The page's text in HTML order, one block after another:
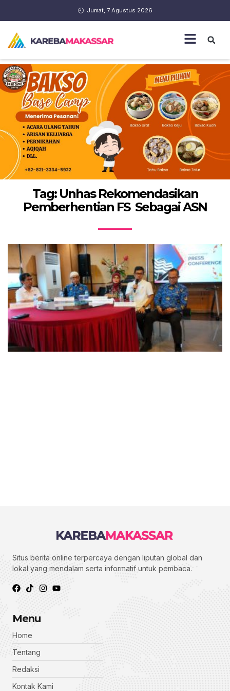
Jumat, 7 Agustus 2026
Tag: Unhas Rekomendasikan
Pemberhentian FS Sebagai ASN
Situs berita online terpercaya dengan liputan global dan
lokal yang mendalam serta informatif untuk pembaca.
Menu
Home
Tentang
Redaksi
Kontak Kami